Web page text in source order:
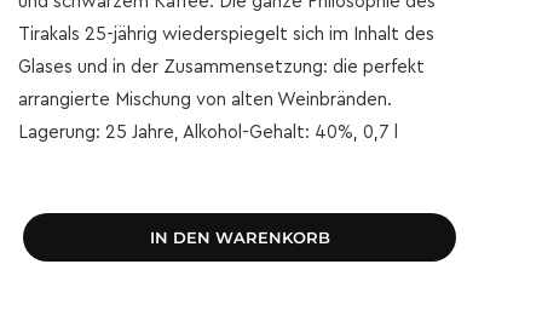
Tirakals 25-jährig wiederspiegelt sich im Inhalt des
Glases und in der Zusammensetzung: die perfekt
arrangierte Mischung von alten Weinbränden.
Lagerung: 25 Jahre, Alkohol-Gehalt: 40%, 0,7 l
IN DEN WARENKORB